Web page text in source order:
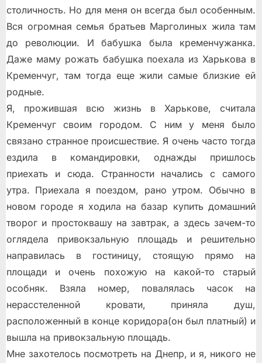
столичность. Но для меня он всегда был особенным.
Вся огромная семья братьев Марголиных жила там
до революции. И бабушка была кременчужанка.
Даже маму рожать бабушка поехала из Харькова в
Кременчуг, там тогда еще жили самые близкие ей
родные.
Я, прожившая всю жизнь в Харькове, считала
Кременчуг своим городом. С ним у меня было
связано странное происшествие. Я очень часто тогда
ездила в командировки, однажды пришлось
приехать и сюда. Странности начались с самого
утра. Приехала я поездом, рано утром. Обычно в
новом городе я ходила на базар купить домашний
творог и простоквашу на завтрак, а здесь зачем-то
оглядела привокзальную площадь и решительно
направилась в гостиницу, стоящую прямо на
площади и очень похожую на какой-то старый
особняк. Взяла номер, повалялась часок на
нерасстеленной кровати, приняла душ,
расположенный в конце коридора(он был платный) и
вышла на привокзальную площадь.
Мне захотелось посмотреть на Днепр, и я, никого не